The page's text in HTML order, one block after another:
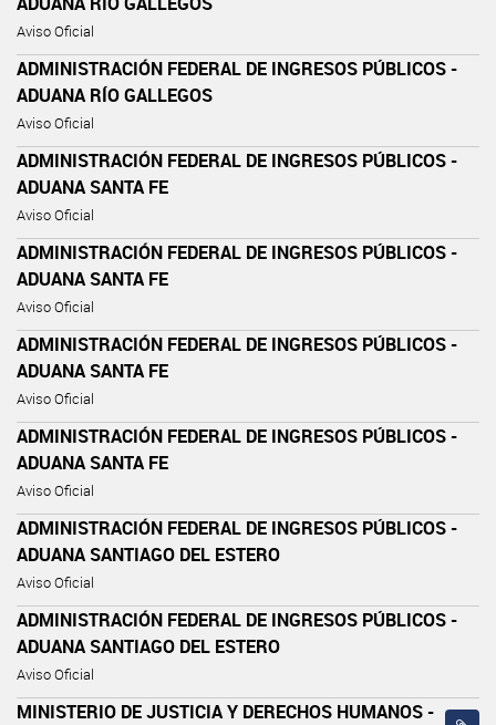
Aviso Oficial
ADMINISTRACIÓN FEDERAL DE INGRESOS PÚBLICOS -
ADUANA RÍO GALLEGOS
Aviso Oficial
ADMINISTRACIÓN FEDERAL DE INGRESOS PÚBLICOS -
ADUANA SANTA FE
Aviso Oficial
ADMINISTRACIÓN FEDERAL DE INGRESOS PÚBLICOS -
ADUANA SANTA FE
Aviso Oficial
ADMINISTRACIÓN FEDERAL DE INGRESOS PÚBLICOS -
ADUANA SANTA FE
Aviso Oficial
ADMINISTRACIÓN FEDERAL DE INGRESOS PÚBLICOS -
ADUANA SANTA FE
Aviso Oficial
ADMINISTRACIÓN FEDERAL DE INGRESOS PÚBLICOS -
ADUANA SANTIAGO DEL ESTERO
Aviso Oficial
ADMINISTRACIÓN FEDERAL DE INGRESOS PÚBLICOS -
ADUANA SANTIAGO DEL ESTERO
Aviso Oficial
MINISTERIO DE JUSTICIA Y DERECHOS HUMANOS -